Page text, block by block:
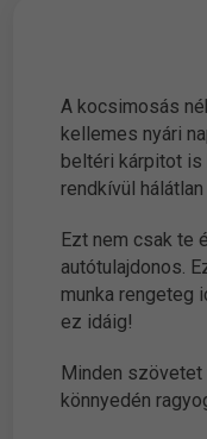
A kocsimosás
kellemes nyári
beltéri kárpitot is
rendkívül
Ezt nem csak te
autótulajdonos.
munka rengeteg
ez idáig!
Minden
könnyedén